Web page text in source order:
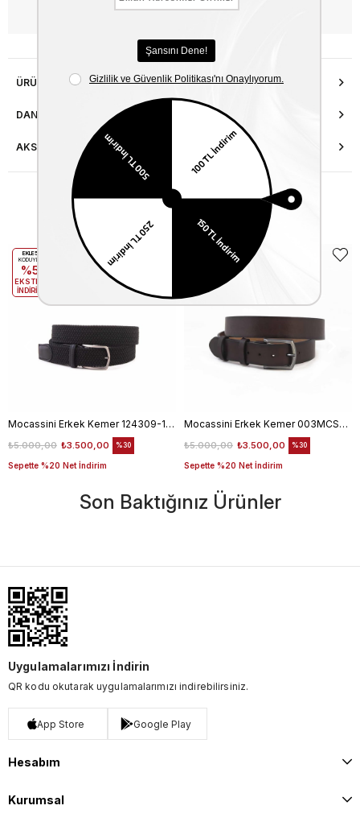
WhatsApp’tan Bilgi Al
ÜRÜN ÖZELLIKLERI
DANIŞMA HATTI
AKSESUAR ONARIMI
Benzer Ürünler
Mocassini Erkek Kemer 124309-100
₺3.500,00
₺5.000,00
Sepette %20 Net İndirim
%30
EKLE5
KODUYLA
%5
EKSTRA
İNDİRİM
Mocassini Erkek Kemer 003MCSN B3245
₺3.500,00
₺5.000,00
Sepette %20 Net İndirim
%30
İNDİRİM
Son Baktığınız Ürünler
Uygulamalarımızı İndirin
QR kodu okutarak uygulamalarımızı indirebilirsiniz.
App Store Google Play
Hesabım
Kurumsal